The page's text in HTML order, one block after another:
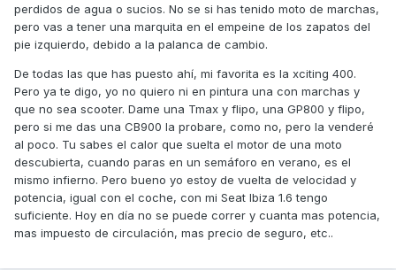
perdidos de agua o sucios. No se si has tenido moto de marchas,
pero vas a tener una marquita en el empeine de los zapatos del
pie izquierdo, debido a la palanca de cambio.
De todas las que has puesto ahí, mi favorita es la xciting 400.
Pero ya te digo, yo no quiero ni en pintura una con marchas y
que no sea scooter. Dame una Tmax y flipo, una GP800 y flipo,
pero si me das una CB900 la probare, como no, pero la venderé
al poco. Tu sabes el calor que suelta el motor de una moto
descubierta, cuando paras en un semáforo en verano, es el
mismo infierno. Pero bueno yo estoy de vuelta de velocidad y
potencia, igual con el coche, con mi Seat Ibiza 1.6 tengo
suficiente. Hoy en día no se puede correr y cuanta mas potencia,
mas impuesto de circulación, mas precio de seguro, etc..